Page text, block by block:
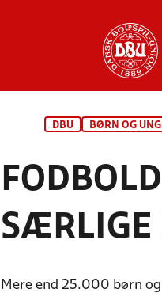
DBU BØRN OG
SÆRLIGE
Mere end 25.000 børn